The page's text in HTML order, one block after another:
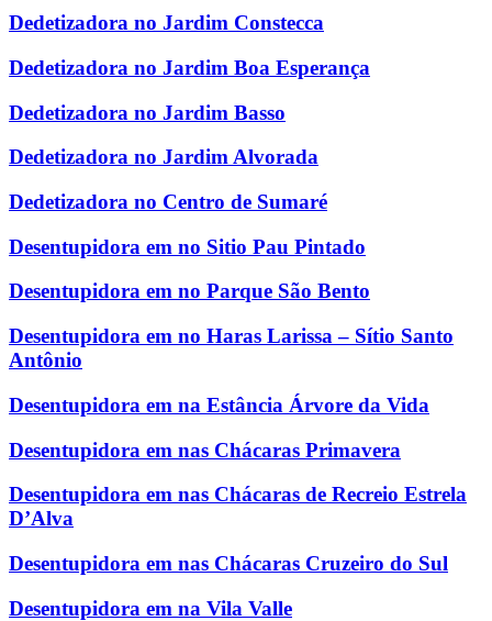
Dedetizadora no Jardim Constecca
Dedetizadora no Jardim Boa Esperança
Dedetizadora no Jardim Basso
Dedetizadora no Jardim Alvorada
Dedetizadora no Centro de Sumaré
Desentupidora em no Sitio Pau Pintado
Desentupidora em no Parque São Bento
Desentupidora em no Haras Larissa – Sítio Santo
Antônio
Desentupidora em na Estância Árvore da Vida
Desentupidora em nas Chácaras Primavera
Desentupidora em nas Chácaras de Recreio Estrela
D’Alva
Desentupidora em nas Chácaras Cruzeiro do Sul
Desentupidora em na Vila Valle